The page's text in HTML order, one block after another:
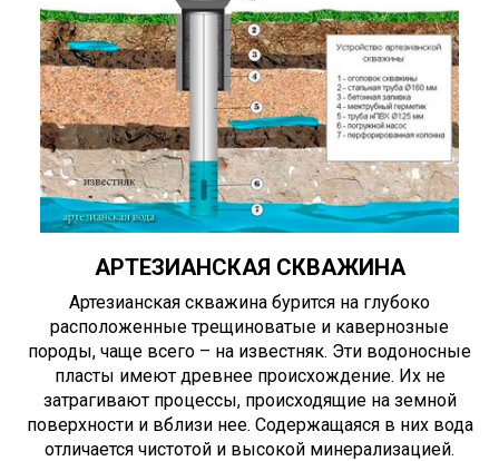
АРТЕЗИАНСКАЯ СКВАЖИНА
Артезианская скважина бурится на глубоко
расположенные трещиноватые и кавернозные
породы, чаще всего – на известняк. Эти водоносные
пласты имеют древнее происхождение. Их не
затрагивают процессы, происходящие на земной
поверхности и вблизи нее. Содержащаяся в них вода
отличается чистотой и высокой минерализацией.